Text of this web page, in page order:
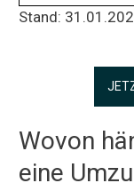
Stand:
Wovon
eine